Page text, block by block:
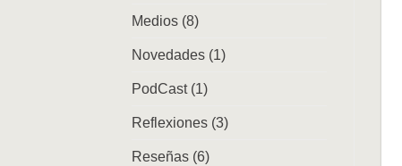
Medios (8)
Novedades (1)
PodCast(1)
Reflexiones (3)
Reseñas (6)